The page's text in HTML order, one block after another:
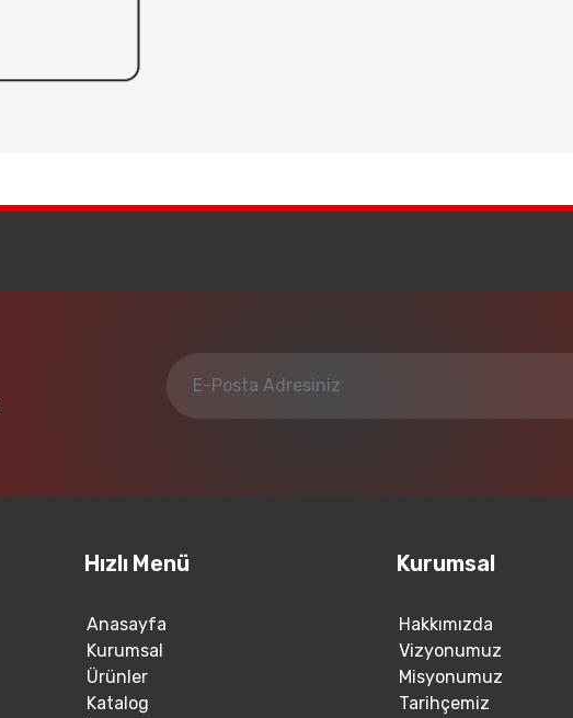
Hızlı Menü
Anasayfa
Kurumsal
Ürünler
Katalog
Kurumsal
Hakkımızda
Vizyonumuz
Misyonumuz
Tarihçemiz